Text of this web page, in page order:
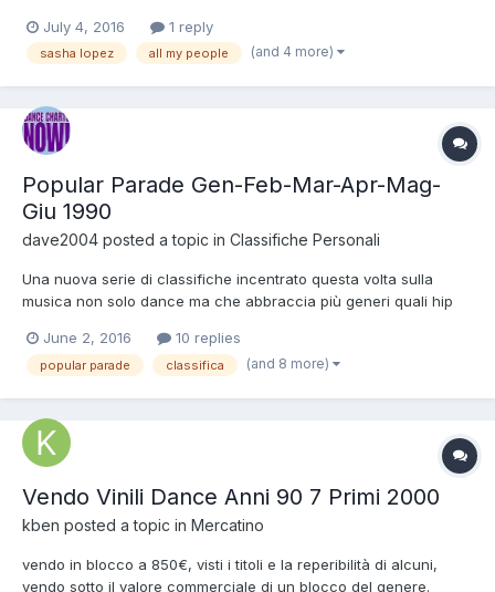
raggiungendo la prima posizione, successivamente in Romania
visto che quest'ultima confina con la Moldava. nel 2013...
July 4, 2016 1 reply
sasha lopez all my people (and 4 more)
Popular Parade Gen-Feb-Mar-Apr-Mag-
Giu 1990
dave2004 posted a topic in Classifiche Personali
Una nuova serie di classifiche incentrato questa volta sulla
musica non solo dance ma che abbraccia più generi quali hip
quest'ultima rispetto alla DaveParade passerà più o meno in
secondo piano. Anche in questa si cercherà di stilare una chart
June 2, 2016 10 replies
popular parade classifica (and 8 more)
Vendo Vinili Dance Anni 90 7 Primi 2000
kben posted a topic in Mercatino
vendo in blocco a 850€, visti i titoli e la reperibilità di alcuni,
vendo sotto il valore commerciale di un blocco del genere.